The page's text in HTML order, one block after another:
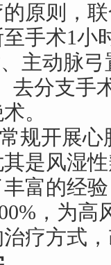
原则，
手术1小
主动脉
去分支手
。
规开展
是风湿
富的经
，为高
疗方式